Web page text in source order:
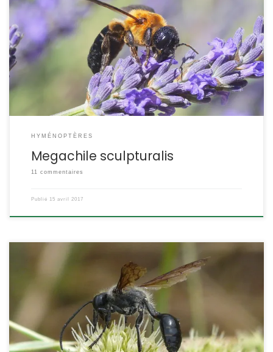
Comme le frelon asiatique, ce bel hyménoptère est une espèce
d’origine asiatique introduite accidentellement sur notre
continent. C’est en France qu’il est apparu pour la première fois
en Europe, mais il a étendu aujourd’hui son aire de répartition.
Megachile sculpturalis Smith,1853. POSITION SYSTÉMATIQUE :
Insecte Hyménoptère Apocrite Famille des Megachilidae
ETYMOLOGIE : Cette espèce […]
HYMÉNOPTÈRES
Megachile sculpturalis
11 commentaires
Publié 15 avril 2017
Ce sphex est spécialisé dans la capture des Orthoptères, on peut
le voir transporter des sauterelles ou des grillons paralysés
jusqu’à son nid. La ponte a lieu sur la proie paralysée qui nourrira
la larve. Isodontia mexicana Saussure, 1867 Le sphex du Mexique
POSITION SYSTÉMATIQUE : Insecte, Hyménoptère, Apocrite Famille
des Sphecidae ETYMOLOGIE : […]